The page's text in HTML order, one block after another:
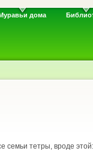
дома
семьи тетры, вроде этой: